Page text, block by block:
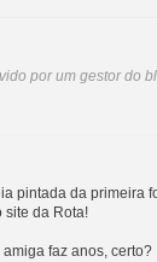
por um gestor do
pintada da primeira
site da Rota!
faz anos, certo?